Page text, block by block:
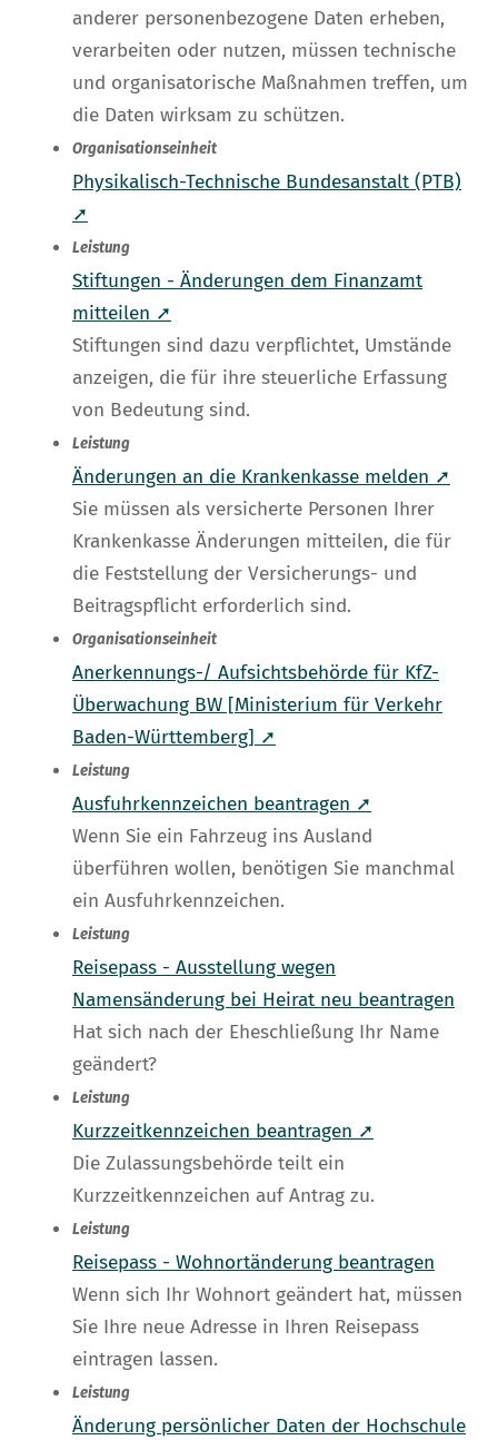
anderer personenbezogene Daten erheben,
verarbeiten oder nutzen, müssen technische
und organisatorische Maßnahmen treffen, um
die Daten wirksam zu schützen.
Organisationseinheit
Physikalisch-Technische Bundesanstalt (PTB)
➚
Leistung
Stiftungen - Änderungen dem Finanzamt
mitteilen ➚
Stiftungen sind dazu verpflichtet, Umstände
anzeigen, die für ihre steuerliche Erfassung
von Bedeutung sind.
Leistung
Änderungen an die Krankenkasse melden ➚
Sie müssen als versicherte Personen Ihrer
Krankenkasse Änderungen mitteilen, die für
die Feststellung der Versicherungs- und
Beitragspflicht erforderlich sind.
Organisationseinheit
Anerkennungs-/ Aufsichtsbehörde für KfZ-
Überwachung BW [Ministerium für Verkehr
Baden-Württemberg] ➚
Leistung
Ausfuhrkennzeichen beantragen ➚
Wenn Sie ein Fahrzeug ins Ausland
überführen wollen, benötigen Sie manchmal
ein Ausfuhrkennzeichen.
Leistung
Reisepass - Ausstellung wegen
Namensänderung bei Heirat neu beantragen
Hat sich nach der Eheschließung Ihr Name
geändert?
Leistung
Kurzzeitkennzeichen beantragen ➚
Die Zulassungsbehörde teilt ein
Kurzzeitkennzeichen auf Antrag zu.
Leistung
Reisepass - Wohnortänderung beantragen
Wenn sich Ihr Wohnort geändert hat, müssen
Sie Ihre neue Adresse in Ihren Reisepass
eintragen lassen.
Leistung
Änderung persönlicher Daten der Hochschule